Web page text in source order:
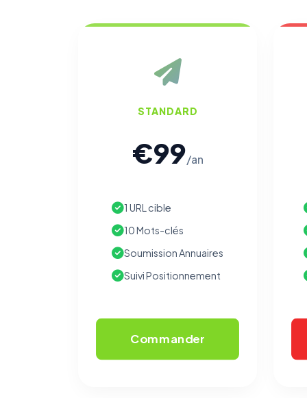
STANDARD
€99/an
1 URL cible
10 Mots-clés
Soumission Annuaires
Suivi Positionnement
Commander